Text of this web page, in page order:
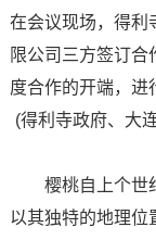
在会议现场，得利
限公司三方签订
度合作的开端，进
(得利寺政府、大
樱桃自上个世
以其独特的地理位